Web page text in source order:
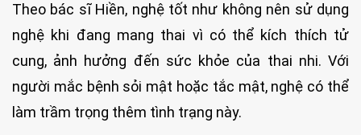
Theo bác sĩ Hiền, nghệ tốt như không nên sử dụng
nghệ khi đang mang thai vì có thể kích thích tử
cung, ảnh hưởng đến sức khỏe của thai nhi. Với
người mắc bệnh sỏi mật hoặc tắc mật, nghệ có thể
làm trầm trọng thêm tình trạng này.